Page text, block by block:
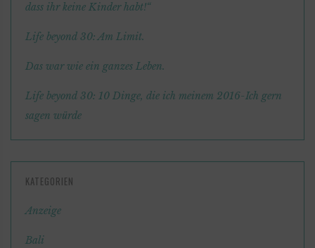
dass ihr keine Kinder habt!“
Life beyond 30: Am Limit.
Das war wie ein ganzes Leben.
Life beyond 30: 10 Dinge, die ich meinem 2016-Ich gern
sagen würde
KATEGORIEN
Anzeige
Bali